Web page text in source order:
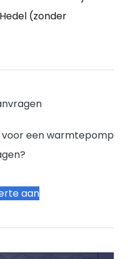
(zonder
een warmtepomp
aan